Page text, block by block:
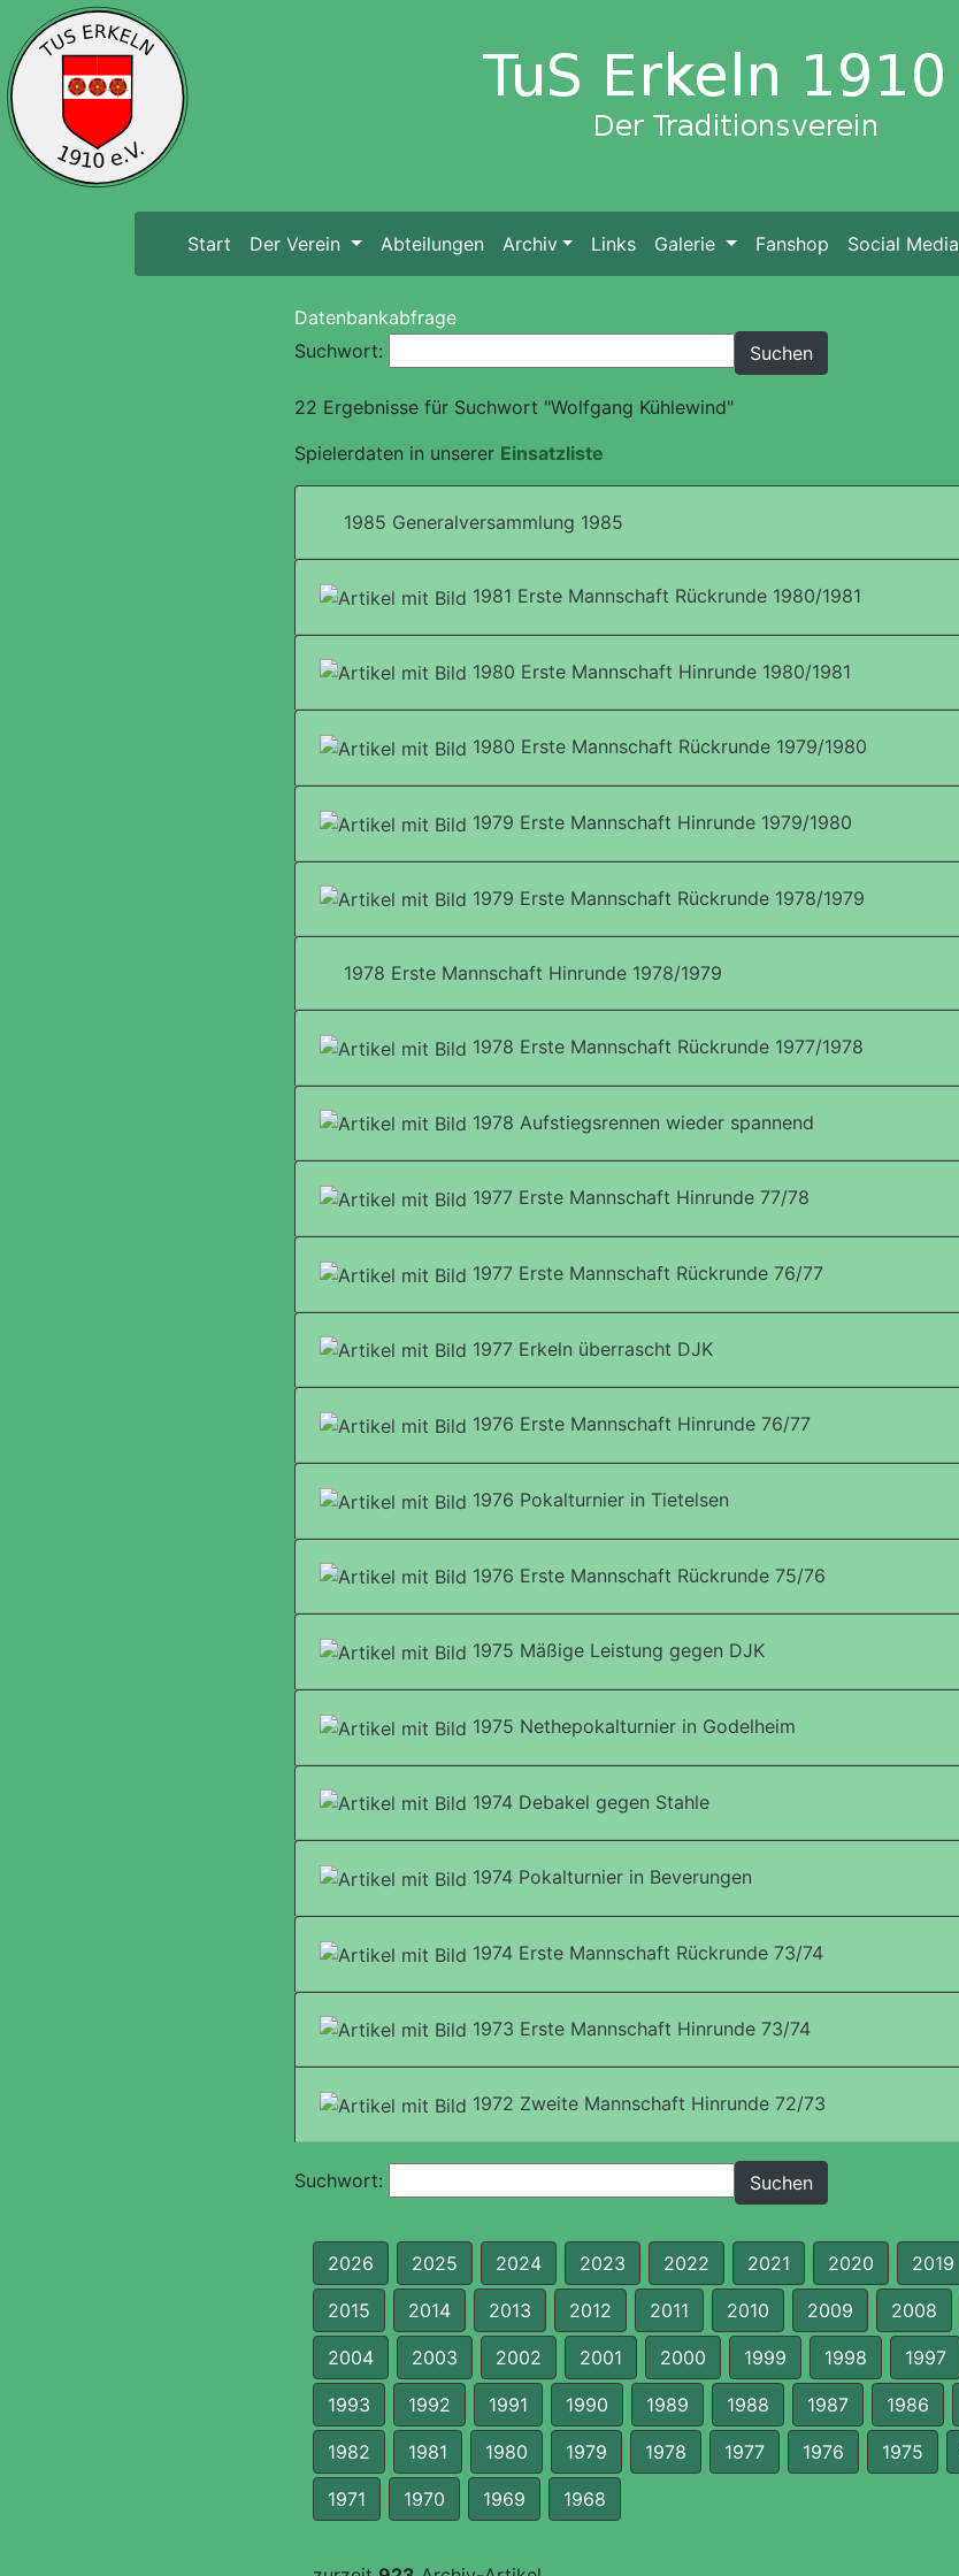
Start (current)
Der Verein Abteilungen Archiv Links Galerie Fanshop Social Media
Datenbankabfrage
Suchwort:
22 Ergebnisse für Suchwort "Wolfgang Kühlewind"
Spielerdaten in unserer Einsatzliste
1985 Generalversammlung 1985
1981 Erste Mannschaft Rückrunde 1980/1981
1980 Erste Mannschaft Hinrunde 1980/1981
1980 Erste Mannschaft Rückrunde 1979/1980
1979 Erste Mannschaft Hinrunde 1979/1980
1979 Erste Mannschaft Rückrunde 1978/1979
1978 Erste Mannschaft Hinrunde 1978/1979
1978 Erste Mannschaft Rückrunde 1977/1978
1978 Aufstiegsrennen wieder spannend
1977 Erste Mannschaft Hinrunde 77/78
1977 Erste Mannschaft Rückrunde 76/77
1977 Erkeln überrascht DJK
1976 Erste Mannschaft Hinrunde 76/77
1976 Pokalturnier in Tietelsen
1976 Erste Mannschaft Rückrunde 75/76
1975 Mäßige Leistung gegen DJK
1975 Nethepokalturnier in Godelheim
1974 Debakel gegen Stahle
1974 Pokalturnier in Beverungen
1974 Erste Mannschaft Rückrunde 73/74
1973 Erste Mannschaft Hinrunde 73/74
1972 Zweite Mannschaft Hinrunde 72/73
Suchwort:
2026 2025 2024 2023 2022 2021 2020 2019
2015 2014 2013 2012 2011 2010 2009 2008
2004 2003 2002 2001 2000 1999 1998 1997
1993 1992 1991 1990 1989 1988 1987 1986
1982 1981 1980 1979 1978 1977 1976 1975
1971 1970 1969 1968